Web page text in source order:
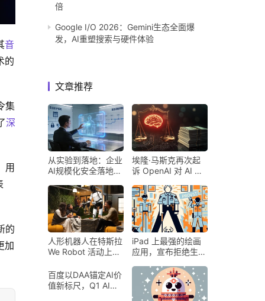
音
的
集
深
用
的
加
倍
Google I/O 2026：Gemini生态全面爆
发，AI重塑搜索与硬件体验
文章推荐
从实验到落地：企业
AI规模化安全落地的
埃隆·马斯克再次起
诉 OpenAI 对 AI 行
人形机器人在特斯拉
We Robot 活动上为
iPad 上最强的绘画
应用，宣布拒绝生成
百度以DAA锚定AI价
值新标尺，Q1 AI营